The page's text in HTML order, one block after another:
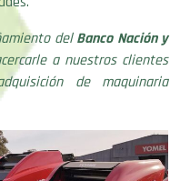
delBanco Nación y
a nuestros clientes
de maquinaria